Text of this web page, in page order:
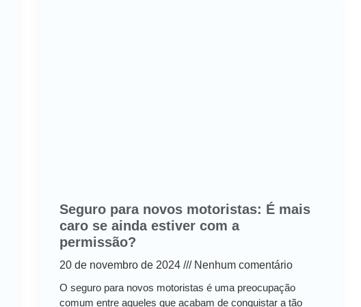
Seguro para novos motoristas: É mais
caro se ainda estiver com a
permissão?
20 de novembro de 2024
Nenhum comentário
O seguro para novos motoristas é uma preocupação
comum entre aqueles que acabam de conquistar a tão